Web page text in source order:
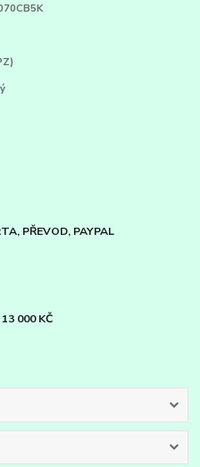
PŘEVOD, PAYPAL
000 KČ